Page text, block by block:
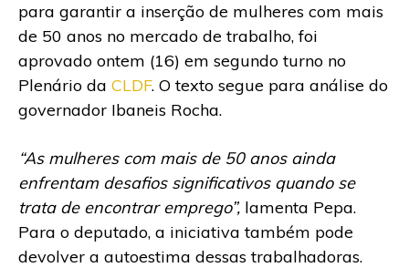
para garantir a inserção de mulheres com mais
de 50 anos no mercado de trabalho, foi
aprovado ontem (16) em segundo turno no
Plenário da CLDF. O texto segue para análise do
governador Ibaneis Rocha.
“As mulheres com mais de 50 anos ainda
enfrentam desafios significativos quando se
trata de encontrar emprego”, lamenta Pepa.
Para o deputado, a iniciativa também pode
devolver a autoestima dessas trabalhadoras.